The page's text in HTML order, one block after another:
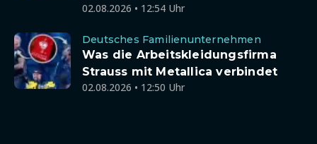
02.08.2026 • 12:54 Uhr
Deutsches Familienunternehmen
Was die Arbeitskleidungsfirma
Strauss mit Metallica verbindet
02.08.2026 • 12:50 Uhr